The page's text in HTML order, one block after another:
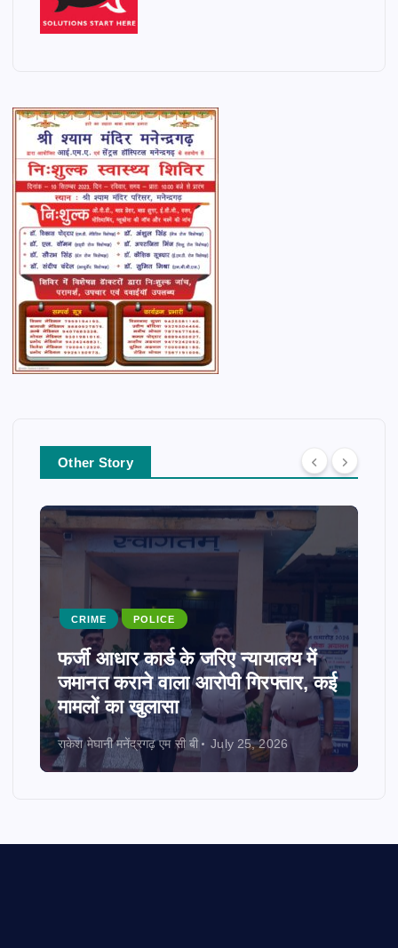
Other Story
CRIME POLICE
फर्जी आधार कार्ड के जरिए न्यायालय में
जमानत कराने वाला आरोपी गिरफ्तार, कई
मामलों का खुलासा
राकेश मेघानी मनेंद्रगढ़ एम सी बी July 25, 2026